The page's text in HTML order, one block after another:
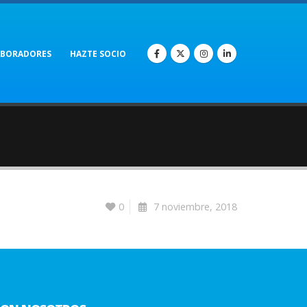
HAZTE SOCIO
0 7 noviembre, 2018